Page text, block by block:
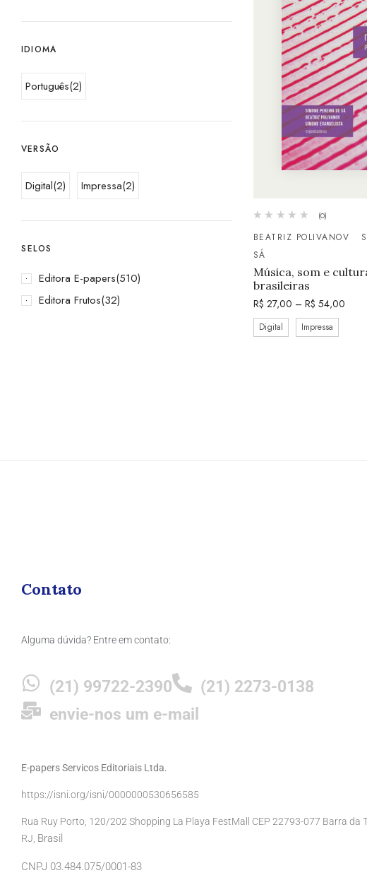
IDIOMA
Português(2)
VERSÃO
Digital(2) Impressa(2)
SELOS
Editora E-papers(510)
Editora Frutos(32)
(0)
BEATRIZ POLIVANOV
SÁ
Música, som e
brasileiras
R$ 27,00 – R$ 54,00
Digital Impressa
Contato
Alguma dúvida? Entre em contato:
(21) 99722-2390
(21) 2273-0138
envie-nos um e-mail
E-papers Servicos Editoriais Ltda.
https://isni.org/isni/0000000530656585
Rua Ruy Porto, 120/202 Shopping La Playa FestMall CEP 22793-077 Barra da
RJ, Brasil
CNPJ 03.484.075/0001-83